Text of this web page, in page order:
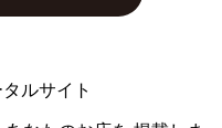
ルサイト